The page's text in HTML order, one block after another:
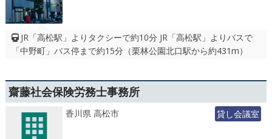
JR「高松駅」よりタクシーで約10分 JR「高松駅」よりバスで
「中野町」バス停まで約15分（栗林公園北口駅から約431m）
齋藤社会保険労務士事務所
香川県 高松市 貸し会議室